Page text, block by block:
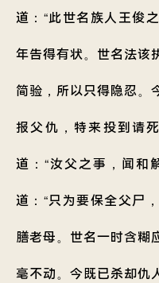
道：“此世名族人王俊
年告得有状。世名法该
简验，所以只得隐忍。
报父仇，特来投到请
道：“汝父之事，闻和
道：“只为要保全父尸
膳老母。世名一时含糊
毫不动。今既已杀却仇